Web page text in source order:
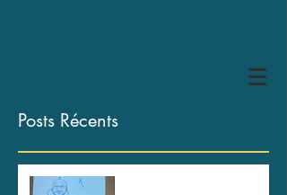
Posts Récents